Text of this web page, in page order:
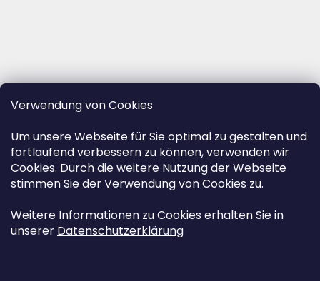
Verwendung von Cookies
Um unsere Webseite für Sie optimal zu gestalten und
fortlaufend verbessern zu können, verwenden wir
Cookies. Durch die weitere Nutzung der Webseite
stimmen Sie der Verwendung von Cookies zu.
Weitere Informationen zu Cookies erhalten Sie in
unserer Datenschutzerklärung